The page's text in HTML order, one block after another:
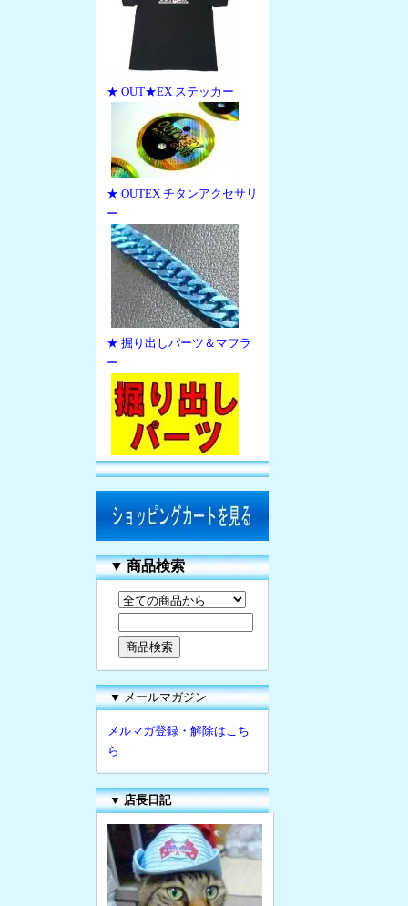
★ OUT★EX ステッカー
★ OUTEX チタンアクセサリ
ー
★ 掘り出しパーツ＆マフラ
ー
▼商品検索
▼ メールマガジン
メルマガ登録・解除はこち
ら
▼ 店長日記